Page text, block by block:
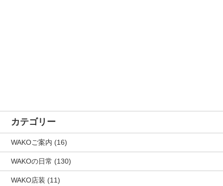
カテゴリー
WAKOご案内 (16)
WAKOの日常 (130)
WAKO店装 (11)